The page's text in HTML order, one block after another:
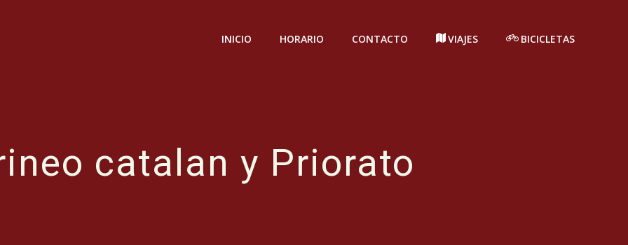
INICIO HORARIO CONTACTO VIAJES BICICLETAS
catalan y Priorato